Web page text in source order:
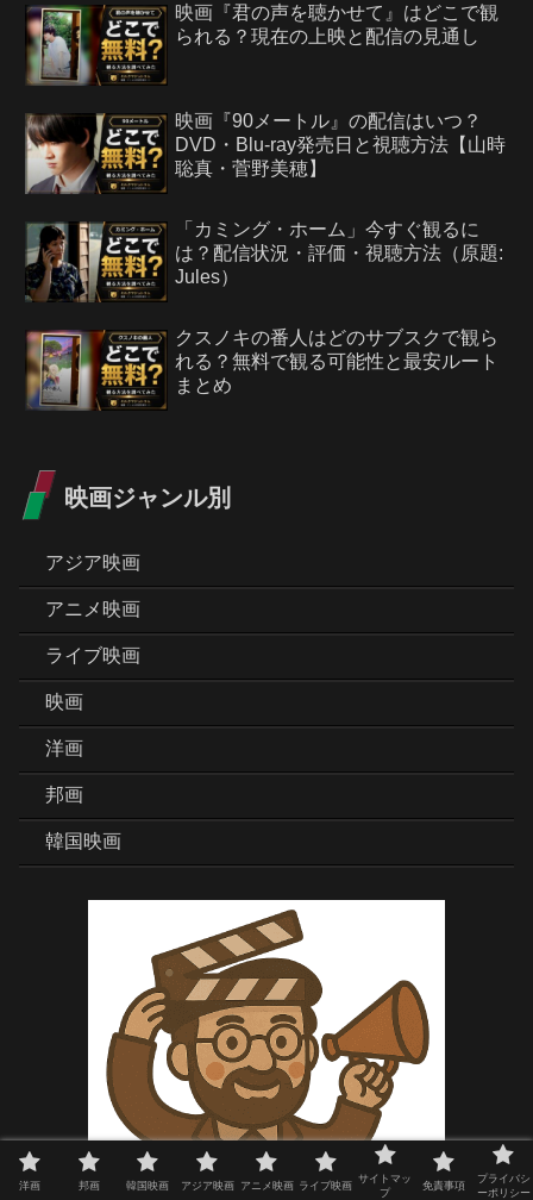
映画『君の声を聴かせて』はどこで観
られる？現在の上映と配信の見通し
映画『90メートル』の配信はいつ？
DVD・Blu-ray発売日と視聴方法【山時
聡真・菅野美穂】
「カミング・ホーム」今すぐ観るに
は？配信状況・評価・視聴方法（原題:
Jules）
クスノキの番人はどのサブスクで観ら
れる？無料で観る可能性と最安ルート
まとめ
映画ジャンル別
アジア映画
アニメ映画
ライブ映画
映画
洋画
邦画
韓国映画
洋画 邦画 韓国映画 アジア映画 アニメ映画 ライブ映画
サイトマッ
プ
免責事項
プライバシ
ーポリシー